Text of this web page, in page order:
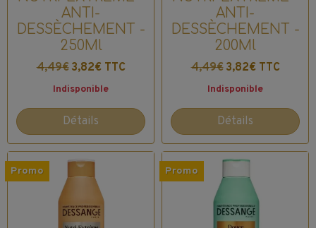
ANTI-
DESSÈCHEMENT -
250Ml
4,49€ 3,82€ TTC
Indisponible
Détails
ANTI-
DESSÈCHEMENT -
200Ml
4,49€ 3,82€ TTC
Indisponible
Détails
Promo Promo